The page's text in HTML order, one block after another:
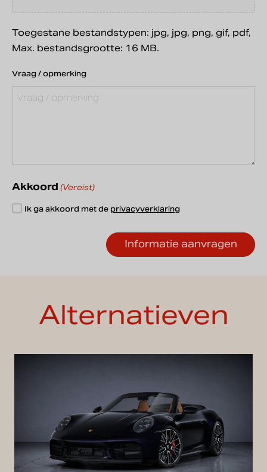
Toegestane bestandstypen: jpg, jpg, png, gif, pdf,
Max. bestandsgrootte: 16 MB.
Vraag / opmerking
Akkoord (Vereist)
Ik ga akkoord met de privacyverklaring
Alternatieven